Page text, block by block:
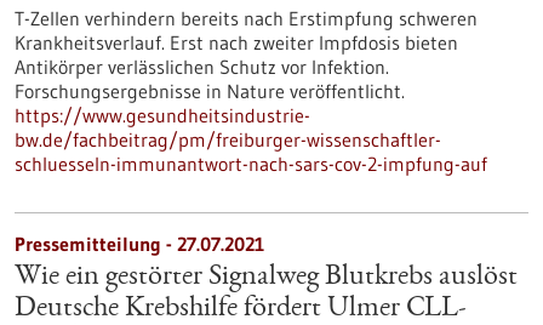
T-Zellen verhindern bereits nach Erstimpfung schweren
Krankheitsverlauf. Erst nach zweiter Impfdosis bieten
Antikörper verlässlichen Schutz vor Infektion.
Forschungsergebnisse in Nature veröffentlicht.
https://www.gesundheitsindustrie-
bw.de/fachbeitrag/pm/freiburger-wissenschaftler-
schluesseln-immunantwort-nach-sars-cov-2-impfung-auf
Pressemitteilung - 27.07.2021
Wie ein gestörter Signalweg Blutkrebs auslöst
Deutsche Krebshilfe fördert Ulmer CLL-